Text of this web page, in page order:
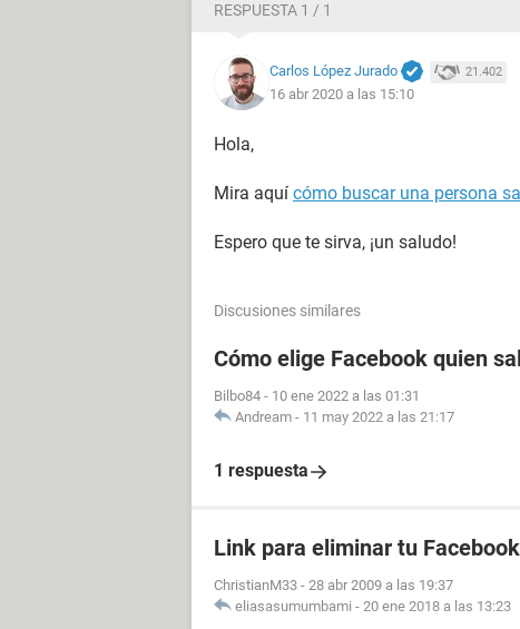
RESPUESTA 1 / 1
Carlos López Jurado 21.402
16 abr 2020 a las 15:10
Hola,
Mira aquí cómo buscar una persona
Espero que te sirva, ¡un saludo!
Discusiones similares
Cómo elige Facebook quien
Bilbo84 - 10 ene 2022 a las 01:31
Andream - 11 may 2022 a las 21:17
1 respuesta
Link para eliminar tu
ChristianM33 - 28 abr 2009 a las 19:37
eliasasumumbami - 20 ene 2018 a las 13:23